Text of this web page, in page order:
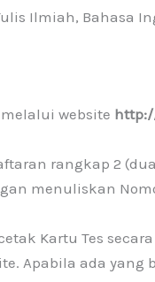
Ilmiah, Bahasa
melalui website
rangkap 2
menuliskan
Kartu Tes secara
Apabila ada yang